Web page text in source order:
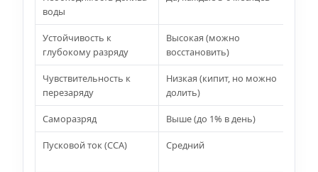
воды
Устойчивость к
глубокому разряду
Высокая (можно
восстановить)
Чувствительность к
перезаряду
Низкая (кипит, но можно
долить)
Саморазряд Выше (до 1% в день)
Пусковой ток (CCA) Средний